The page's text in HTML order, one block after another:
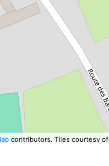
contributors. Tiles courtesy of